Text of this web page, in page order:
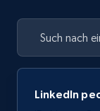
LinkedIn